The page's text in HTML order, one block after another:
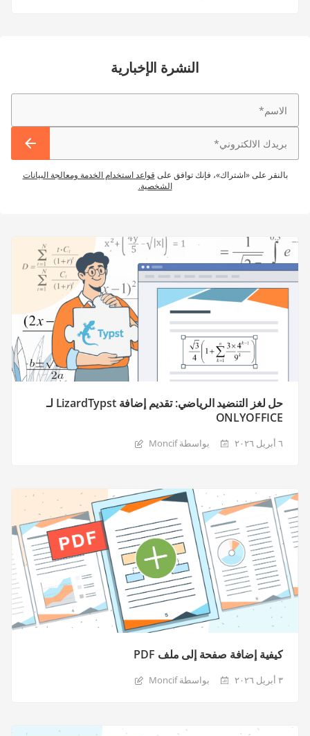
النشرة الإخبارية
بالنقر على «اشتراك»، فإنك توافق على قواعد استخدام الخدمة ومعالجة البيانات
الشخصية.
حل لغز التنضيد الرياضي: تقديم إضافة LizardTypst لـ
ONLYOFFICE
٦ أبريل ٢٠٢٦ بواسطة Moncif
كيفية إضافة صفحة إلى ملف PDF
٣ أبريل ٢٠٢٦ بواسطة Moncif